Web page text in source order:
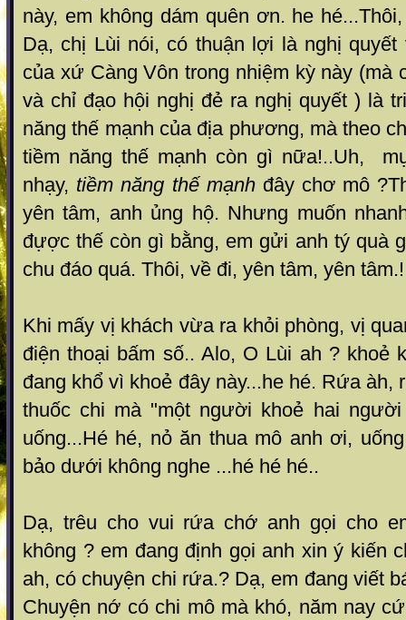
này, em không dám quên ơn. he
Dạ, chị Lùi nói, có thuận lợi là nghị quyết
của xứ Càng Vôn trong nhiệm kỳ này (mà
và chỉ đạo hội nghị đẻ ra nghị quyết ) là
năng thế mạnh của địa phương, mà theo
tiềm năng thế mạnh còn gì nữa!..Uh,
nhạy, tiềm năng thế mạnhđây chơ mô
yên tâm, anh ủng hộ. Nhưng muốn
đựợc thế còn gì bằng, em gửi anh tý quà
chu đáo quá. Thôi, về đi, yên tâm, yên tâm.!
Khi mấy vị khách vừa ra khỏi phòng, vị
điện thoại bấm số.. Alo, O Lùi ah ? khoẻ
đang khổ vì khoẻ đây này...he hé. Rứa àh,
thuốc chi mà "một người khoẻ hai
uống...Hé hé, nỏ ăn thua mô anh ơi,
bảo dưới không nghe ...hé hé hé..
Dạ, trêu cho vui rứa chớ anh gọi cho
không ? em đang định gọi anh xin ý kiến
ah, có chuyện chi rứa.? Dạ, em đang viết
Chuyện nớ có chi mô mà khó, năm nay